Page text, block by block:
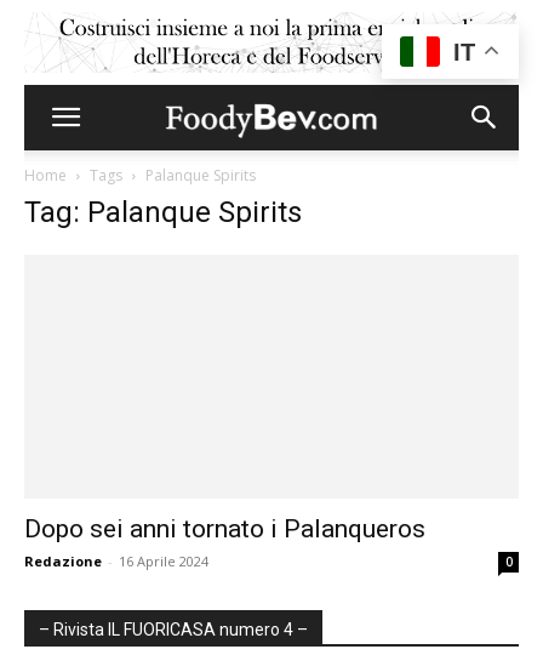
Home Tags Palanque Spirits
Tag: Palanque Spirits
Dopo sei anni tornato i Palanqueros
Redazione - 16 Aprile 2024 0
– Rivista IL FUORICASA numero 4 –
IT